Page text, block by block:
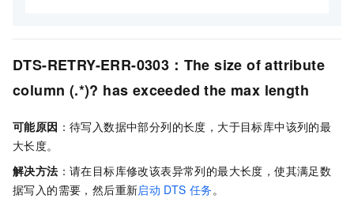
DTS-RETRY-ERR-0303：The size of attribute
column (.*)? has exceeded the max length
可能原因 ：待写入数据中部分列的长度，大于目标库中该列的最
大长度。
解决方法 ：请在目标库修改该表异常列的最大长度，使其满足数
据写入的需要，然后重新启动 DTS 任务。